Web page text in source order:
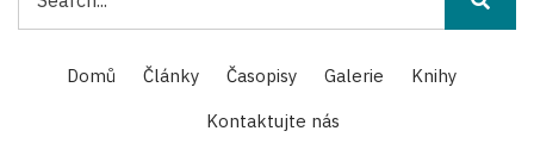
Main
navigation
Domů Články Časopisy Galerie
Knihy
Kontaktujte nás